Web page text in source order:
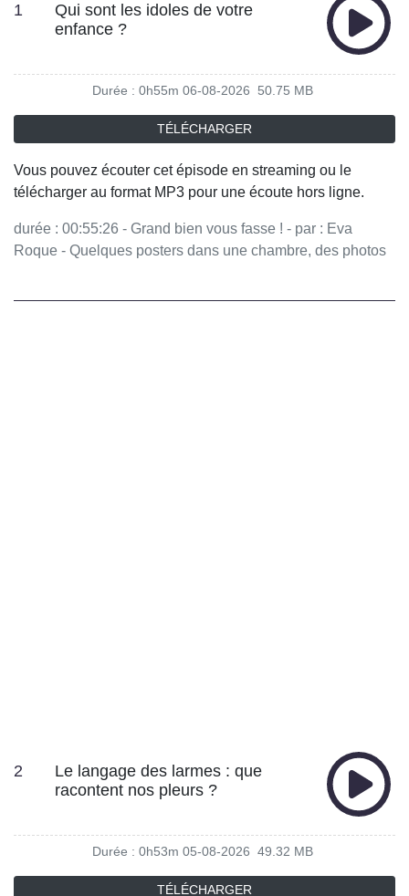
1
Qui sont les idoles de votre
enfance ?
Durée : 0h55m 06-08-2026 50.75 MB
TÉLÉCHARGER
Vous pouvez écouter cet épisode en streaming ou le
télécharger au format MP3 pour une écoute hors ligne.
durée : 00:55:26 - Grand bien vous fasse ! - par : Eva
Roque - Quelques posters dans une chambre, des photos
2
Le langage des larmes : que
racontent nos pleurs ?
Durée : 0h53m 05-08-2026 49.32 MB
TÉLÉCHARGER